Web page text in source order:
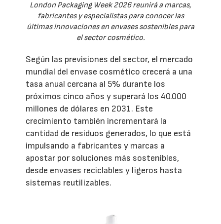
London Packaging Week 2026 reunirá a marcas,
fabricantes y especialistas para conocer las
últimas innovaciones en envases sostenibles para
el sector cosmético.
Según las previsiones del sector, el mercado
mundial del envase cosmético crecerá a una
tasa anual cercana al 5% durante los
próximos cinco años y superará los 40.000
millones de dólares en 2031. Este
crecimiento también incrementará la
cantidad de residuos generados, lo que está
impulsando a fabricantes y marcas a
apostar por soluciones más sostenibles,
desde envases reciclables y ligeros hasta
sistemas reutilizables.